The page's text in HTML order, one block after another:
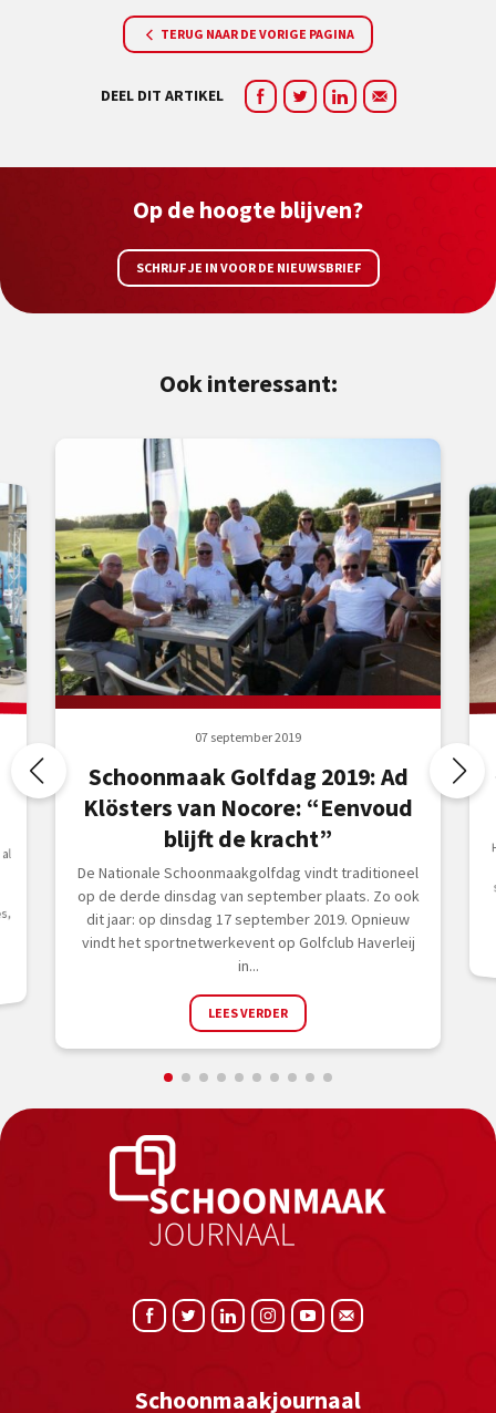
TERUG NAAR DE VORIGE PAGINA
DEEL DIT ARTIKEL
Op de hoogte blijven?
SCHRIJF JE IN VOOR DE NIEUWSBRIEF
Ook interessant:
07 september 2019
Schoonmaak Golfdag 2019: Ad
Klösters van Nocore: “Eenvoud
blijft de kracht”
De Nationale Schoonmaakgolfdag vindt traditioneel
op de derde dinsdag van september plaats. Zo ook
dit jaar: op dinsdag 17 september 2019. Opnieuw
vindt het sportnetwerkevent op Golfclub Haverleij
in...
LEES VERDER
Schoonmaakjournaal